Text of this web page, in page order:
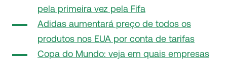
pela primeira vez pela Fifa
Adidas aumentará preço de todos os
produtos nos EUA por conta de tarifas
Copa do Mundo: veja em quais empresas